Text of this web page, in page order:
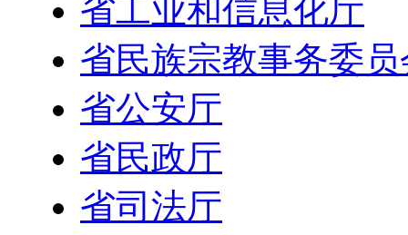
省工业和信息化厅
省民族宗教事务委员
省公安厅
省民政厅
省司法厅